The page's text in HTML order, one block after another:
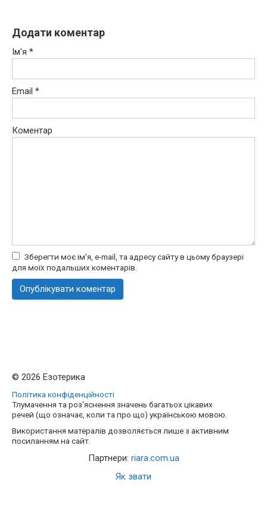
Додати коментар
Ім'я *
Email *
Коментар
Зберегти моє ім'я, e-mail, та адресу сайту в цьому браузері
для моїх подальших коментарів.
© 2026 Езотерика
Політика конфіденційності
Тлумачення та роз'яснення значень багатьох цікавих
речей (що означає, коли та про що) українською мовою.
Використання матералів дозволяється лише з активним
посиланням на сайт.
Партнери: riara.com.ua
Як звати